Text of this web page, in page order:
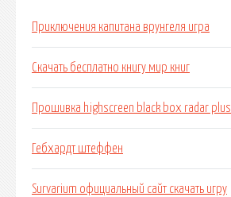
Приключения капитана врунгеля игра
Скачать бесплатно книгу мир книг
Прошивка highscreen black box radar plus
Гебхардт штеффен
Survarium официальный сайт скачать игру